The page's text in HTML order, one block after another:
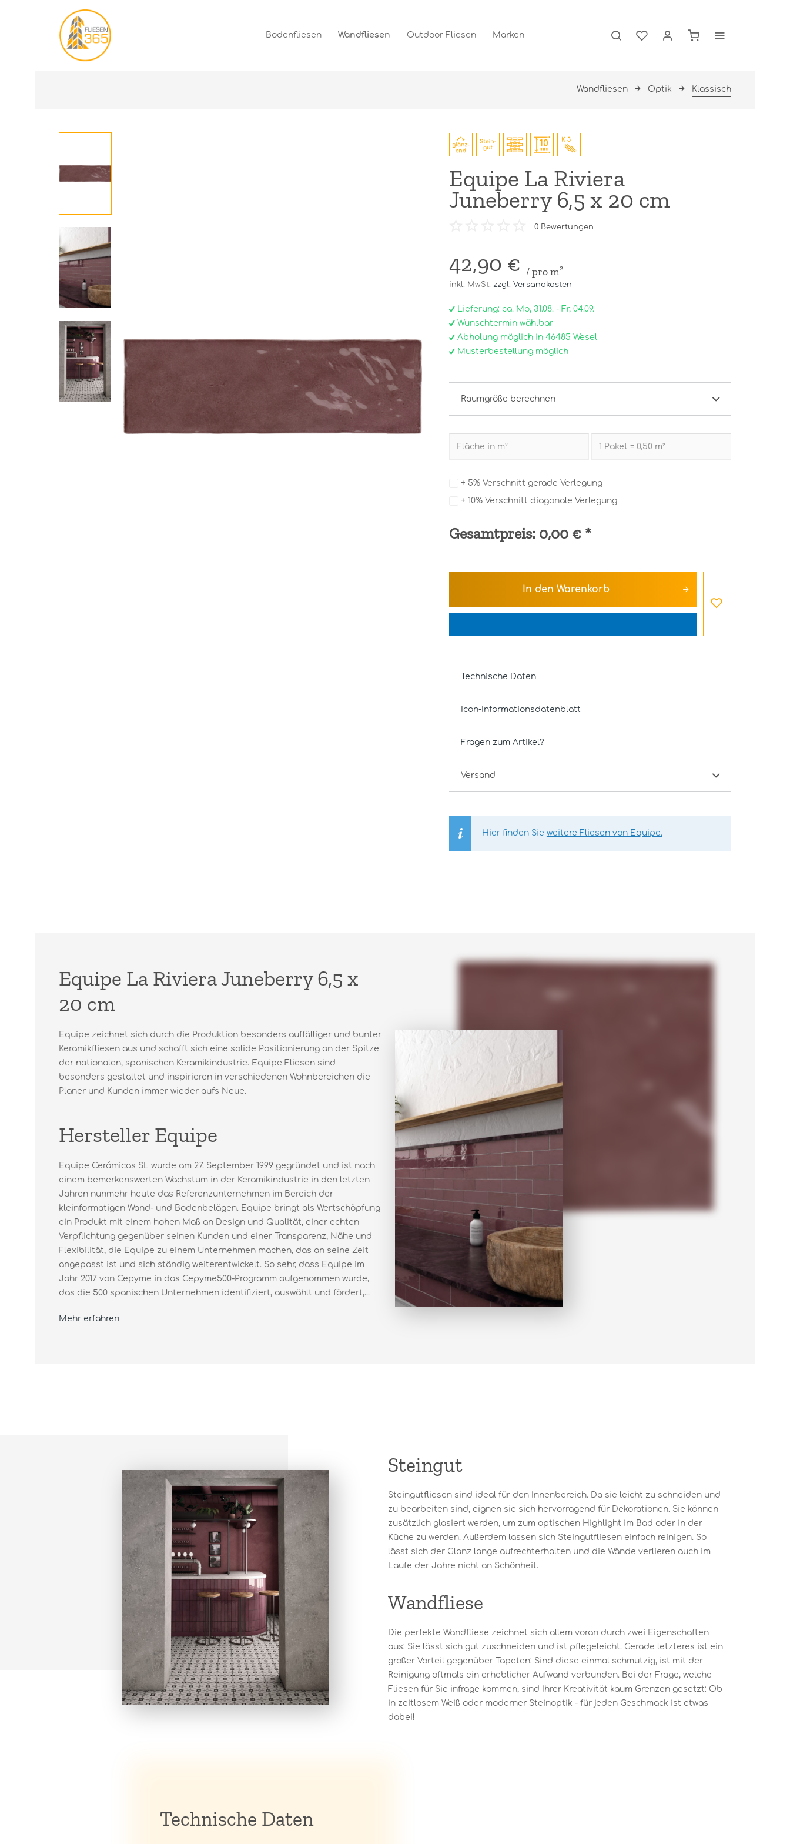
Bodenfliesen Wandfliesen Outdoor Fliesen Marken
Wandfliesen Optik Klassisch
Equipe La Riviera
Juneberry 6,5 x 20 cm
0Bewertungen
42,90 € / pro m²
inkl. MwSt. zzgl. Versandkosten
Lieferung: ca. Mo, 31.08. - Fr, 04.09.
Wunschtermin wählbar
Abholung möglich in 46485 Wesel
Musterbestellung möglich
Raumgröße berechnen
+ 5% Verschnitt gerade Verlegung
+ 10% Verschnitt diagonale Verlegung
Gesamtpreis: 0,00 € *
In den Warenkorb
Technische Daten
Icon-Informationsdatenblatt
Fragen zum Artikel?
Versand
Hier finden Sie weitere Fliesen von Equipe.
Equipe La Riviera Juneberry 6,5 x
20 cm
Equipe zeichnet sich durch die Produktion besonders auffälliger und bunter
Keramikfliesen aus und schafft sich eine solide Positionierung an der Spitze
der nationalen, spanischen Keramikindustrie. Equipe Fliesen sind
besonders gestaltet und inspirieren in verschiedenen Wohnbereichen die
Planer und Kunden immer wieder aufs Neue.
Hersteller Equipe
Equipe Cerámicas SL wurde am 27. September 1999 gegründet und ist nach
einem bemerkenswerten Wachstum in der Keramikindustrie in den letzten
Jahren nunmehr heute das Referenzunternehmen im Bereich der
kleinformatigen Wand- und Bodenbelägen. Equipe bringt als Wertschöpfung
ein Produkt mit einem hohen Maß an Design und Qualität, einer echten
Verpflichtung gegenüber seinen Kunden und einer Transparenz, Nähe und
Flexibilität, die Equipe zu einem Unternehmen machen, das an seine Zeit
angepasst ist und sich ständig weiterentwickelt. So sehr, dass Equipe im
Jahr 2017 von Cepyme in das Cepyme500-Programm aufgenommen wurde,
das die 500 spanischen Unternehmen identifiziert, auswählt und fördert,...
Mehr erfahren
Steingut
Steingutfliesen sind ideal für den Innenbereich. Da sie leicht zu schneiden und
zu bearbeiten sind, eignen sie sich hervorragend für Dekorationen. Sie können
zusätzlich glasiert werden, um zum optischen Highlight im Bad oder in der
Küche zu werden. Außerdem lassen sich Steingutfliesen einfach reinigen. So
lässt sich der Glanz lange aufrechterhalten und die Wände verlieren auch im
Laufe der Jahre nicht an Schönheit.
Wandfliese
Die perfekte Wandfliese zeichnet sich allem voran durch zwei Eigenschaften
aus: Sie lässt sich gut zuschneiden und ist pflegeleicht. Gerade letzteres ist ein
großer Vorteil gegenüber Tapeten: Sind diese einmal schmutzig, ist mit der
Reinigung oftmals ein erheblicher Aufwand verbunden. Bei der Frage, welche
Fliesen für Sie infrage kommen, sind Ihrer Kreativität kaum Grenzen gesetzt: Ob
in zeitlosem Weiß oder moderner Steinoptik - für jeden Geschmack ist etwas
dabei!
Technische Daten